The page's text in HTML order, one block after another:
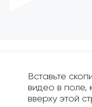
Вставьте
видео в поле,
вверху этой